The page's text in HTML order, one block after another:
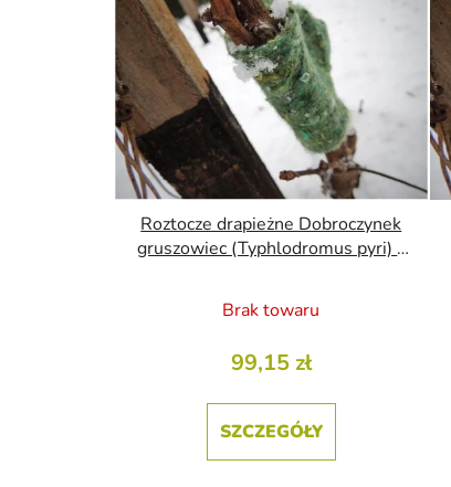
t
a
p
r
o
d
Roztocze drapieżne Dobroczynek
gruszowiec (Typhlodromus pyri) -
Brak towaru
99,15 zł
SZCZEGÓŁY